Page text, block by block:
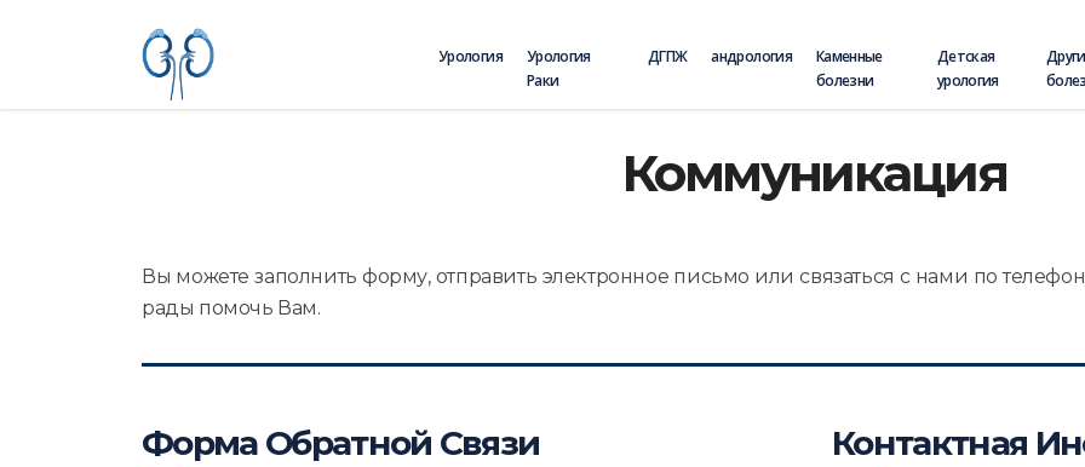
Урология
Урология
Раки
ДГПЖ андрология
Каменные
болезни
Детская
урология
Коммуникация
Вы можете заполнить форму, отправить электронное письмо или связаться с нами по
рады помочь Вам.
Форма Обратной Связи Контактная